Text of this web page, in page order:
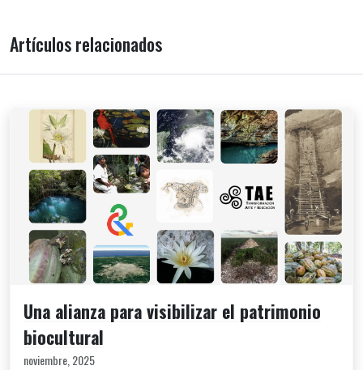
Artículos relacionados
Una alianza para visibilizar el patrimonio
biocultural
noviembre, 2025